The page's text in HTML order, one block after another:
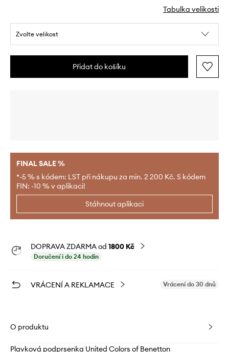
Tabulka velikosti
Zvolte velikost
Přidat do košíku
FINAL SALE %
*-5 % s kódem: LST při nákupu za min. 2 200 Kč. S kódem
FIN: -10 % v aplikaci!
Stáhnout aplikaci
DOPRAVA ZDARMA od 1800 Kč
Doručení i do 24 hodin
VRÁCENÍ A REKLAMACE Vrácení do 30 dnů
O produktu
Plavková podprsenka United Colors of Benetton